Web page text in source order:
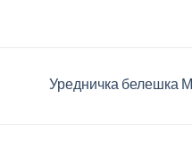
Уредничка белешка